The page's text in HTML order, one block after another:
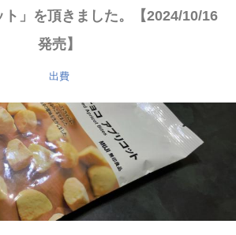
ト」を頂きました。【2024/10/16
発売】
出費